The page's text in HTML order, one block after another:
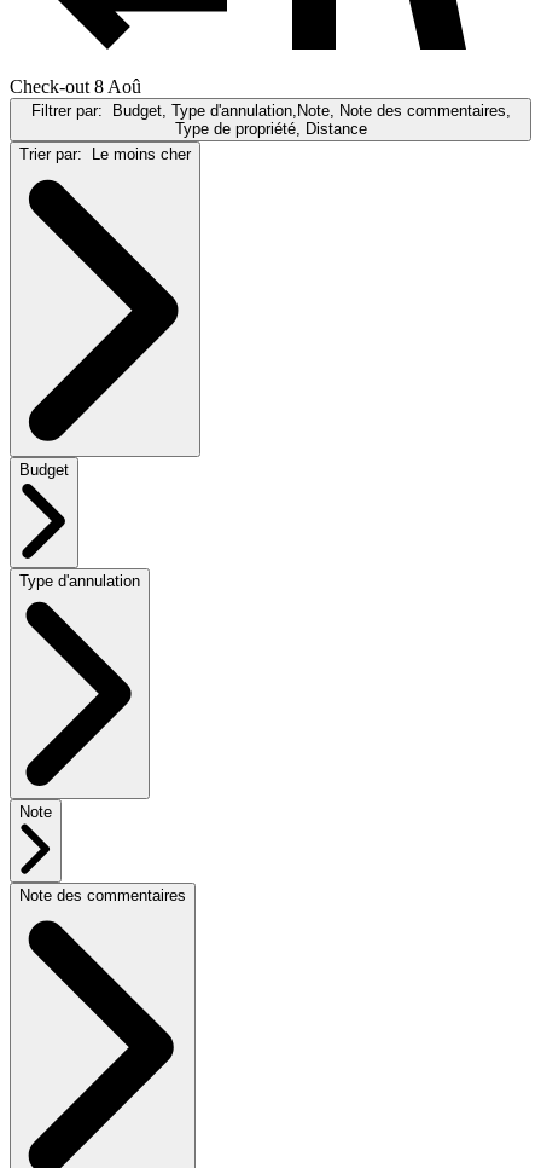
Check-out 8 Aoû
Filtrer par:
Budget, Type d'annulation,Note, Note des commentaires,
Type de propriété, Distance
Trier par:
Le moins cher
Budget
Type d'annulation
Note
Note des commentaires